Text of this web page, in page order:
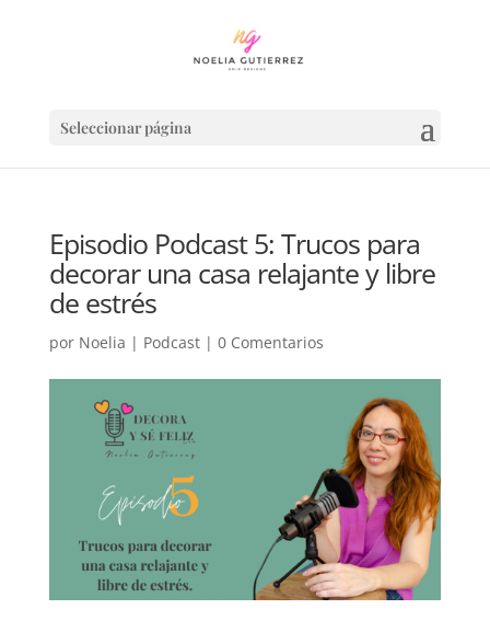
Seleccionar página
Episodio Podcast 5: Trucos para
decorar una casa relajante y libre
de estrés
por Noelia | Podcast| 0 Comentarios